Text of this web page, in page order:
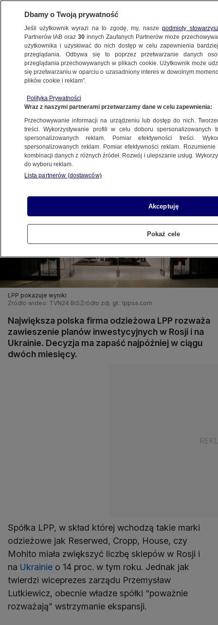
BIZNES
Z KRAJU
Zmniejszy inwestycje w Rosji i na Ukrainie?
19.02.2015, 18:42
Udostępnij
LPP pokazuje wyniki
Źródło wideo: TVN24 BiS Źródło zdj. gł.: lppsa.com
Największa polska firma odzieżowa LPP rozważa
zawieszenie planów inwestycyjnych w Rosji i na
Ukrainie. Decyzja ma zapaść najpóźniej w ciągu
dwóch miesięcy.
Spółka LPP, w skład której wchodzą takie marki
odzieżowe jak Reserwed, Cropp, House, czy
Mohito miała zwiększyć liczbę sklepów w Rosji i
na Ukrainie o 14 proc. w tym roku. Jednak jak
twierdzi wiceprezes zarządu Przemysław
Lutkiewicz, obecnie władze spółki “poważnie
rozważają” wstrzymanie ekspansji.
Dbamy o Twoją prywatność
Jeśli użytkownik wyrazi na to zgodę, my, naszepodmioty
Partnerów IAB oraz30 innych Zaufanych Partnerów może
użytkownika i uzyskiwać do nich dostęp w celu zapewnienia
przeglądania. Odbywa się to poprzez przetwarzanie danych
przeglądania przechowywanych w plikach cookie. Użytkownik może
się przetwarzaniu w oparciu o uzasadniony interes w dowolnym
plików cookie i reklam”.
Polityka Prywatności
Wraz z naszymi partnerami przetwarzamy dane w celu zapewnienia:
Przechowywanie informacji na urządzeniu lub dostęp do nich.
treści. Wykorzystywanie profili w celu doboru spersonalizowanych
spersonalizowanych reklam. Pomiar efektywności treści.
spersonalizowanych reklam. Pomiar efektywności reklam.
kombinacji danych z różnych źródeł. Rozwój i ulepszanie usług.
do wyboru reklam.
Lista partnerów (dostawców)
Akceptuję
Pokaż cele